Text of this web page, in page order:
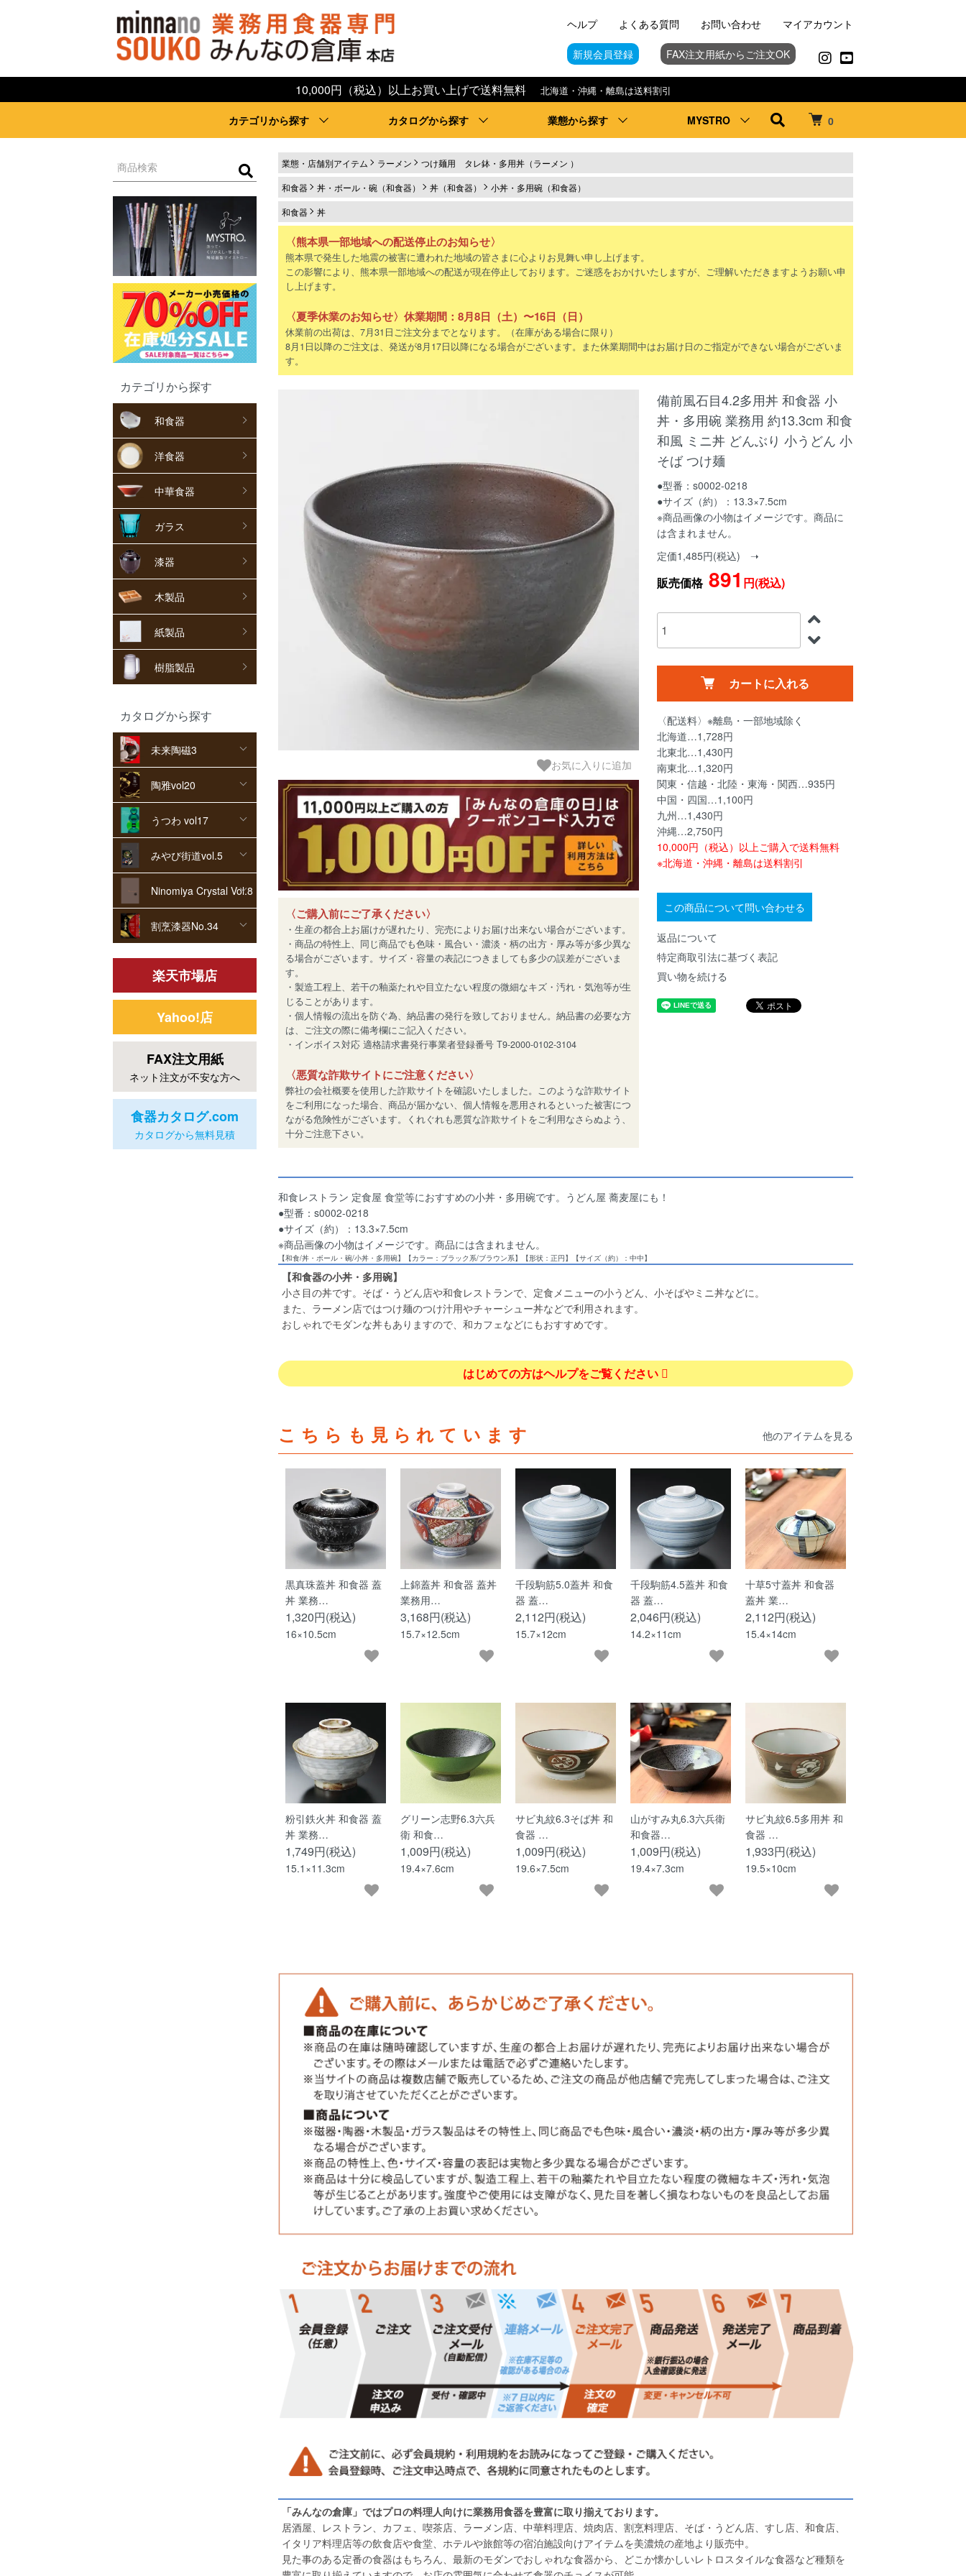
0
10,000円（税込）以上お買い上げで送料無料 北海道・沖縄・離島は送料割引
カテゴリから探す カタログから探す 業態から探す MYSTRO
ヘルプ よくある質問 お問い合わせ マイアカウント
新規会員登録 FAX注文用紙からご注文OK
カテゴリから探す
和食器
洋食器
中華食器
ガラス
漆器
木製品
紙製品
樹脂製品
カタログから探す
未来陶磁3
陶雅vol20
うつわ vol17
みやび街道vol.5
Ninomiya Crystal Vol.8
割烹漆器No.34
楽天市場店
Yahoo!店
FAX注文用紙
ネット注文が不安な方へ
食器カタログ.com
カタログから無料見積
業態・店舗別アイテム ラーメン
つけ麺用 タレ鉢・多用丼（ラーメン ）
和食器
丼・ボール・碗（和食器） 丼（和食器）
小丼・多用碗（和食器）
和食器
丼
〈熊本県一部地域への配送停止のお知らせ〉
熊本県で発生した地震の被害に遭われた地域の皆さまに心よりお見舞い申し上げます。
この影響により、熊本県一部地域への配送が現在停止しております。ご迷惑をおかけいたしますが、ご理解いただきますようお願い申
し上げます。
〈夏季休業のお知らせ〉休業期間：8月8日（土）〜16日（日）
休業前の出荷は、7月31日ご注文分までとなります。（在庫がある場合に限り）
8月1日以降のご注文は、発送が8月17日以降になる場合がございます。また休業期間中はお届け日のご指定ができない場合がございま
す。
お気に入りに追加
〈ご購入前にご了承ください〉
・生産の都合上お届けが遅れたり、完売によりお届け出来ない場合がございます。
・商品の特性上、同じ商品でも色味・風合い・濃淡・柄の出方・厚み等が多少異な
る場合がございます。サイズ・容量の表記につきましても多少の誤差がございま
す。
・製造工程上、若干の釉薬たれや目立たない程度の微細なキズ・汚れ・気泡等が生
じることがあります。
・個人情報の流出を防ぐ為、納品書の発行を致しておりません。納品書の必要な方
は、ご注文の際に備考欄にご記入ください。
・インボイス対応 適格請求書発行事業者登録番号 T9-2000-0102-3104
〈悪質な詐欺サイトにご注意ください〉
弊社の会社概要を使用した詐欺サイトを確認いたしました。このような詐欺サイト
をご利用になった場合、商品が届かない、個人情報を悪用されるといった被害につ
ながる危険性がございます。くれぐれも悪質な詐欺サイトをご利用なさらぬよう、
十分ご注意下さい。
備前風石目4.2多用丼 和食器 小
丼・多用碗 業務用 約13.3cm 和食
和風 ミニ丼 どんぶり 小うどん 小
そば つけ麺
●型番：s0002-0218
●サイズ（約）：13.3×7.5cm
※商品画像の小物はイメージです。商品に
は含まれません。
定価1,485円(税込) ➝
販売価格891 円(税込)
カートに入れる
〈配送料〉※離島・一部地域除く
北海道…1,728円
北東北…1,430円
南東北…1,320円
関東・信越・北陸・東海・関西…935円
中国・四国…1,100円
九州…1,430円
沖縄…2,750円
10,000円（税込）以上ご購入で送料無料
※北海道・沖縄・離島は送料割引
この商品について問い合わせる
返品について
特定商取引法に基づく表記
買い物を続ける
和食レストラン 定食屋 食堂等におすすめの小丼・多用碗です。うどん屋 蕎麦屋にも！
●型番：s0002-0218
●サイズ（約）：13.3×7.5cm
※商品画像の小物はイメージです。商品には含まれません。
【和食/丼・ボール・碗/小丼・多用碗】【カラー：ブラック系/ブラウン系】【形状：正円】【サイズ（約）：中中】
【和食器の小丼・多用碗】
小さ目の丼です。そば・うどん店や和食レストランで、定食メニューの小うどん、小そばやミニ丼などに。
また、ラーメン店ではつけ麺のつけ汁用やチャーシュー丼などで利用されます。
おしゃれでモダンな丼もありますので、和カフェなどにもおすすめです。
はじめての方はヘルプをご覧ください
こちらも見られています 他のアイテムを見る
黒真珠蓋丼 和食器 蓋
丼 業務…
1,320円(税込)
16×10.5cm
上錦蓋丼 和食器 蓋丼
業務用…
3,168円(税込)
15.7×12.5cm
千段駒筋5.0蓋丼 和食
器 蓋…
2,112円(税込)
15.7×12cm
千段駒筋4.5蓋丼 和食
器 蓋…
2,046円(税込)
14.2×11cm
十草5寸蓋丼 和食器
蓋丼 業…
2,112円(税込)
15.4×14cm
粉引鉄火丼 和食器 蓋
丼 業務…
1,749円(税込)
15.1×11.3cm
グリーン志野6.3六兵
衛 和食…
1,009円(税込)
19.4×7.6cm
サビ丸紋6.3そば丼 和
食器 …
1,009円(税込)
19.6×7.5cm
山がすみ丸6.3六兵衛
和食器…
1,009円(税込)
19.4×7.3cm
サビ丸紋6.5多用丼 和
食器 …
1,933円(税込)
19.5×10cm
「みんなの倉庫」ではプロの料理人向けに業務用食器を豊富に取り揃えております。
居酒屋、レストラン、カフェ、喫茶店、ラーメン店、中華料理店、焼肉店、割烹料理店、そば・うどん店、すし店、和食店、
イタリア料理店等の飲食店や食堂、ホテルや旅館等の宿泊施設向けアイテムを美濃焼の産地より販売中。
見た事のある定番の食器はもちろん、最新のモダンでおしゃれな食器から、どこか懐かしいレトロスタイルな食器など種類を